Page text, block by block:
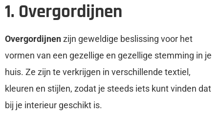
1. Overgordijnen
Overgordijnenzijn geweldige beslissing voor het
vormen van een gezellige en gezellige stemming in je
huis. Ze zijn te verkrijgen in verschillende textiel,
kleuren en stijlen, zodat je steeds iets kunt vinden dat
bij je interieur geschikt is.